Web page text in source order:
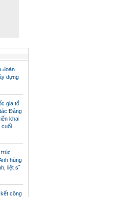
đoàn
dựng
gia tổ
Đảng
khai
cuối
trúc
hùng
liệt sĩ
công